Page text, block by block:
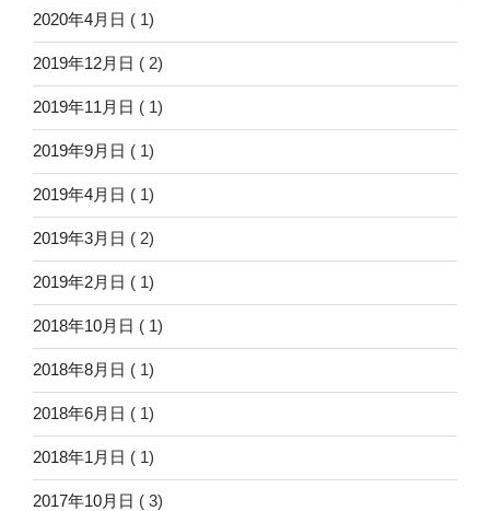
2020年4月日 ( 1)
2019年12月日 ( 2)
2019年11月日 ( 1)
2019年9月日 ( 1)
2019年4月日 ( 1)
2019年3月日 ( 2)
2019年2月日 ( 1)
2018年10月日 ( 1)
2018年8月日 ( 1)
2018年6月日 ( 1)
2018年1月日 ( 1)
2017年10月日 ( 3)